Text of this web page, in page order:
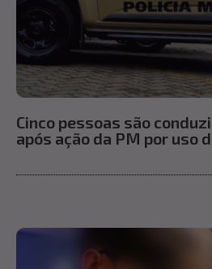
Cinco pessoas são
após ação da PM por uso